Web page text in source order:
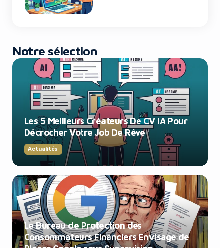
Notre sélection
Les 5 Meilleurs Créateurs De CV IA Pour
Décrocher Votre Job De Rêve
Actualités
Le Bureau de Protection des
Consommateurs Financiers Envisage de